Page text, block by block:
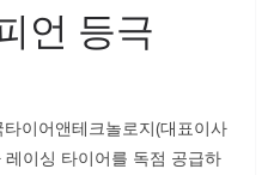
언 등극
이어앤테크놀로지(대표이사
레이싱 타이어를 독점 공급하